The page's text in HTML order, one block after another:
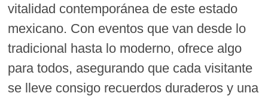
vitalidad contemporánea de este estado
mexicano. Con eventos que van desde lo
tradicional hasta lo moderno, ofrece algo
para todos, asegurando que cada visitante
se lleve consigo recuerdos duraderos y una